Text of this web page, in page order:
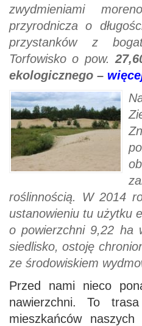
zwydmieniami
przyrodnicza o
przystanków z
Torfowisko o pow.
ekologicznego –
roślinnością. W 2014
ustanowieniu tu użytku
o powierzchni 9,22 ha
siedlisko, ostoję
ze środowiskiem
Przed nami nieco
nawierzchni. To
mieszkańców